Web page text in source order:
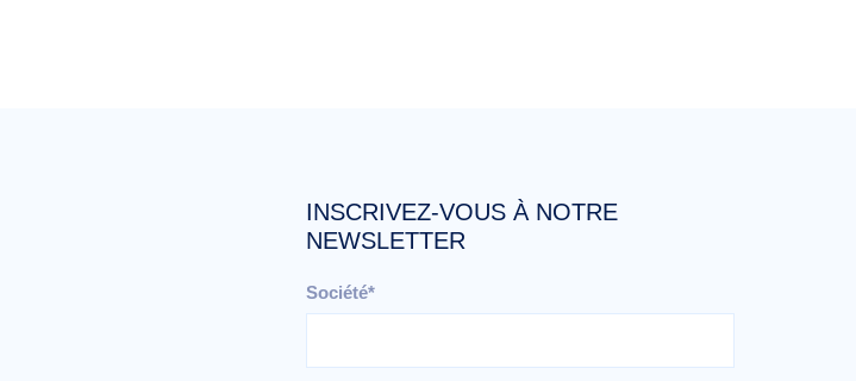
INSCRIVEZ-VOUS À NOTRE
NEWSLETTER
Société*